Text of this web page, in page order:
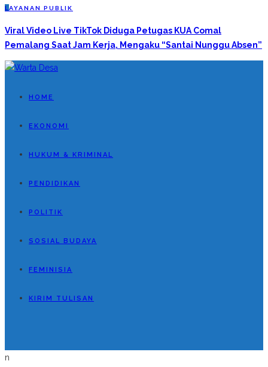
L AYANAN PUBLIK
Viral Video Live TikTok Diduga Petugas KUA Comal
Pemalang Saat Jam Kerja, Mengaku “Santai Nunggu Absen”
HOME
EKONOMI
HUKUM & KRIMINAL
PENDIDIKAN
POLITIK
SOSIAL BUDAYA
FEMINISIA
KIRIM TULISAN
n